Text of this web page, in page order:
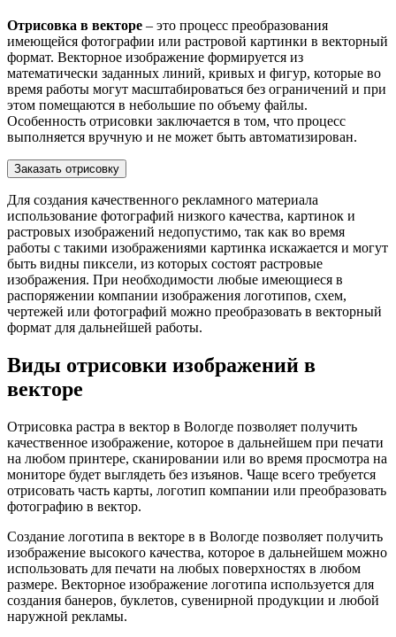
Отрисовка в векторе – это процесс преобразования
имеющейся фотографии или растровой картинки в векторный
формат. Векторное изображение формируется из
математически заданных линий, кривых и фигур, которые во
время работы могут масштабироваться без ограничений и при
этом помещаются в небольшие по объему файлы.
Особенность отрисовки заключается в том, что процесс
выполняется вручную и не может быть автоматизирован.
Заказать отрисовку
Для создания качественного рекламного материала
использование фотографий низкого качества, картинок и
растровых изображений недопустимо, так как во время
работы с такими изображениями картинка искажается и могут
быть видны пиксели, из которых состоят растровые
изображения. При необходимости любые имеющиеся в
распоряжении компании изображения логотипов, схем,
чертежей или фотографий можно преобразовать в векторный
формат для дальнейшей работы.
Виды отрисовки изображений в
векторе
Отрисовка растра в вектор в Вологде позволяет получить
качественное изображение, которое в дальнейшем при печати
на любом принтере, сканировании или во время просмотра на
мониторе будет выглядеть без изъянов. Чаще всего требуется
отрисовать часть карты, логотип компании или преобразовать
фотографию в вектор.
Создание логотипа в векторе в в Вологде позволяет получить
изображение высокого качества, которое в дальнейшем можно
использовать для печати на любых поверхностях в любом
размере. Векторное изображение логотипа используется для
создания банеров, буклетов, сувенирной продукции и любой
наружной рекламы.